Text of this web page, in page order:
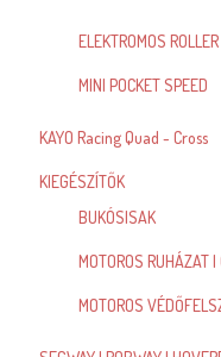
ELEKTROMOS
MINI POCKET SPEED
KAYO Racing Quad - Cross
KIEGÉSZÍTŐK
BUKÓSISAK
MOTOROS RUHÁZAT
MOTOROS